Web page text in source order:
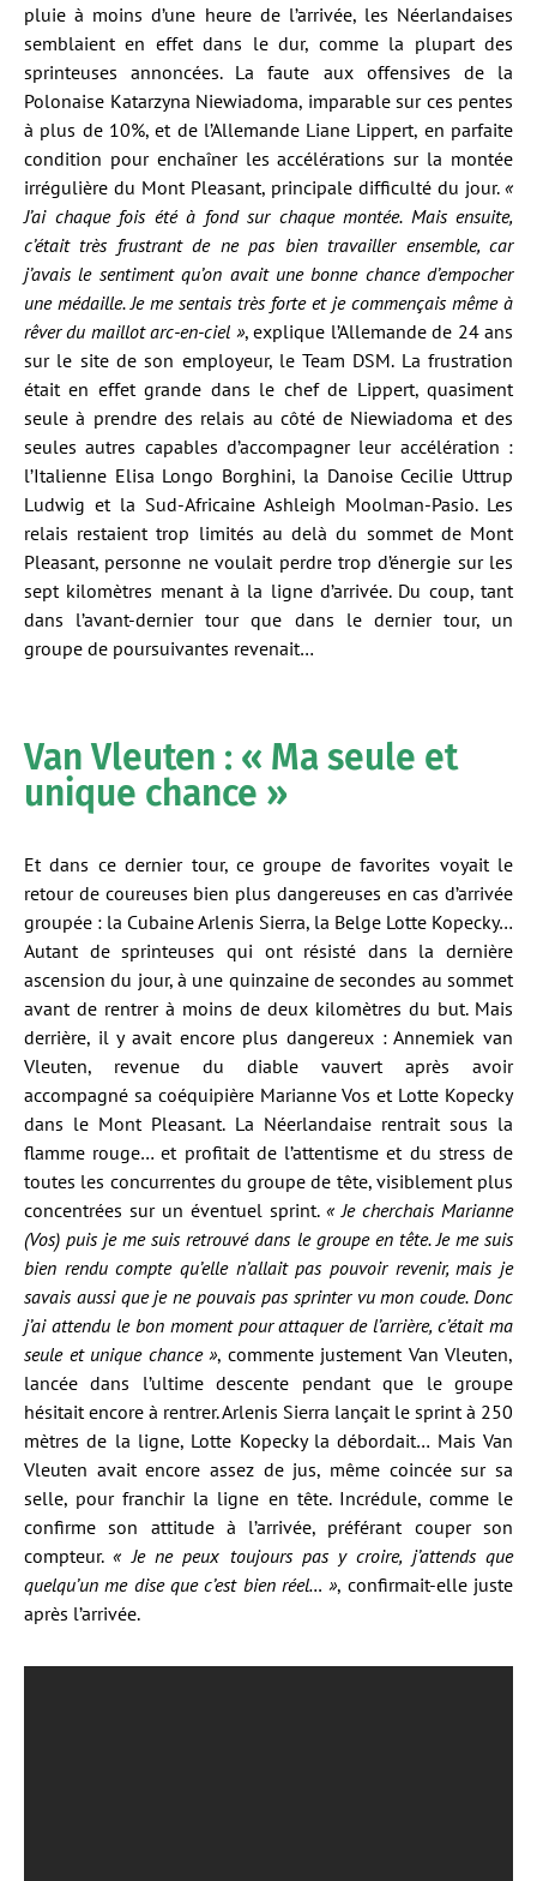
pluie à moins d’une heure de l’arrivée, les Néerlandaises
semblaient en effet dans le dur, comme la plupart des
sprinteuses annoncées. La faute aux offensives de la
Polonaise Katarzyna Niewiadoma, imparable sur ces pentes
à plus de 10%, et de l’Allemande Liane Lippert, en parfaite
condition pour enchaîner les accélérations sur la montée
irrégulière du Mont Pleasant, principale difficulté du jour. «
J’ai chaque fois été à fond sur chaque montée. Mais ensuite,
c’était très frustrant de ne pas bien travailler ensemble, car
j’avais le sentiment qu’on avait une bonne chance d’empocher
une médaille. Je me sentais très forte et je commençais même à
rêver du maillot arc-en-ciel », explique l’Allemande de 24 ans
sur le site de son employeur, le Team DSM. La frustration
était en effet grande dans le chef de Lippert, quasiment
seule à prendre des relais au côté de Niewiadoma et des
seules autres capables d’accompagner leur accélération :
l’Italienne Elisa Longo Borghini, la Danoise Cecilie Uttrup
Ludwig et la Sud-Africaine Ashleigh Moolman-Pasio. Les
relais restaient trop limités au delà du sommet de Mont
Pleasant, personne ne voulait perdre trop d’énergie sur les
sept kilomètres menant à la ligne d’arrivée. Du coup, tant
dans l’avant-dernier tour que dans le dernier tour, un
groupe de poursuivantes revenait…
Van Vleuten : « Ma seule et
unique chance »
Et dans ce dernier tour, ce groupe de favorites voyait le
retour de coureuses bien plus dangereuses en cas d’arrivée
groupée : la Cubaine Arlenis Sierra, la Belge Lotte Kopecky…
Autant de sprinteuses qui ont résisté dans la dernière
ascension du jour, à une quinzaine de secondes au sommet
avant de rentrer à moins de deux kilomètres du but. Mais
derrière, il y avait encore plus dangereux : Annemiek van
Vleuten, revenue du diable vauvert après avoir
accompagné sa coéquipière Marianne Vos et Lotte Kopecky
dans le Mont Pleasant. La Néerlandaise rentrait sous la
flamme rouge… et profitait de l’attentisme et du stress de
toutes les concurrentes du groupe de tête, visiblement plus
concentrées sur un éventuel sprint. « Je cherchais Marianne
(Vos) puis je me suis retrouvé dans le groupe en tête. Je me suis
bien rendu compte qu’elle n’allait pas pouvoir revenir, mais je
savais aussi que je ne pouvais pas sprinter vu mon coude. Donc
j’ai attendu le bon moment pour attaquer de l’arrière, c’était ma
seule et unique chance », commente justement Van Vleuten,
lancée dans l’ultime descente pendant que le groupe
hésitait encore à rentrer. Arlenis Sierra lançait le sprint à 250
mètres de la ligne, Lotte Kopecky la débordait… Mais Van
Vleuten avait encore assez de jus, même coincée sur sa
selle, pour franchir la ligne en tête. Incrédule, comme le
confirme son attitude à l’arrivée, préférant couper son
compteur.« Je ne peux toujours pas y croire, j’attends que
quelqu’un me dise que c’est bien réel… », confirmait-elle juste
après l’arrivée.